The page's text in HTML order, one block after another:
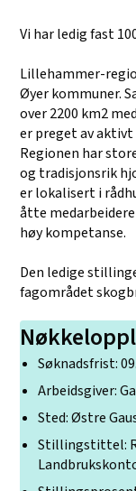
Vi har ledig fast
Lillehammer-
Øyer kommuner.
over 2200 km2
er preget av
Regionen har
og tradisjonsrik
er lokalisert i
åtte
høy kompetanse.
Den ledige
fagområdet
Søknadsfrist:
Arbeidsgiver:
Sted: Østre
Stillingstittel: